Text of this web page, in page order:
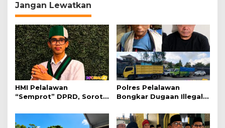
a
s
i
p
o
s
Jangan Lewatkan
HMI Pelalawan
“Semprot” DPRD, Soroti
Sakit yang Mandul
Polres Pelalawan
Bongkar Dugaan Illegal
Tanpa Dokumen
Diamankan